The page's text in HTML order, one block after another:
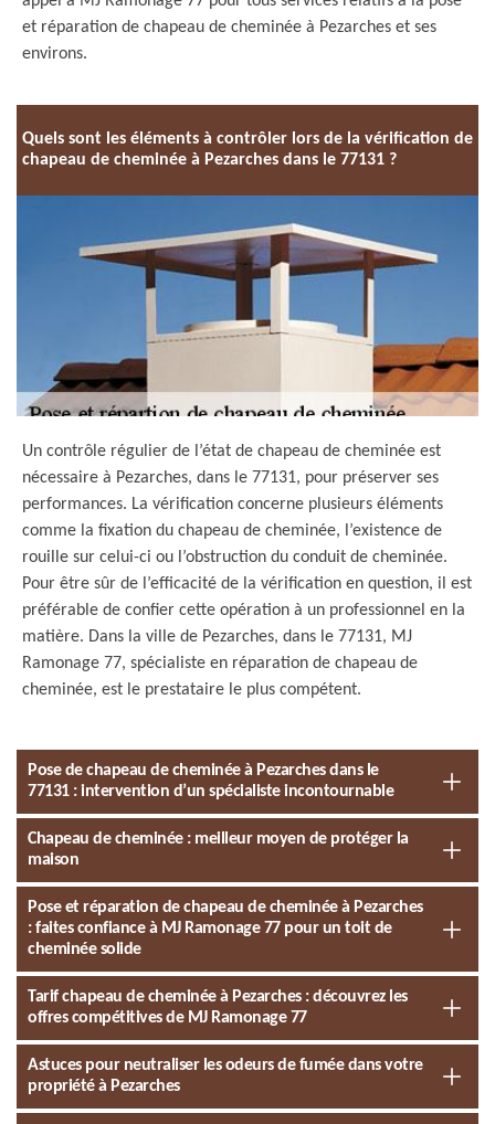
et réparation de chapeau de cheminée à Pezarches et ses
environs.
Quels sont les éléments à contrôler lors de la vérification de
chapeau de cheminée à Pezarches dans le 77131 ?
Un contrôle régulier de l’état de chapeau de cheminée est
nécessaire à Pezarches, dans le 77131, pour préserver ses
performances. La vérification concerne plusieurs éléments
comme la fixation du chapeau de cheminée, l’existence de
rouille sur celui-ci ou l’obstruction du conduit de cheminée.
Pour être sûr de l’efficacité de la vérification en question, il est
préférable de confier cette opération à un professionnel en la
matière. Dans la ville de Pezarches, dans le 77131, MJ
Ramonage 77, spécialiste en réparation de chapeau de
cheminée, est le prestataire le plus compétent.
Pose de chapeau de cheminée à Pezarches dans le
77131 : intervention d’un spécialiste incontournable
Chapeau de cheminée : meilleur moyen de protéger la
maison
Pose et réparation de chapeau de cheminée à Pezarches
: faites confiance à MJ Ramonage 77 pour un toit de
cheminée solide
Tarif chapeau de cheminée à Pezarches : découvrez les
offres compétitives de MJ Ramonage 77
Astuces pour neutraliser les odeurs de fumée dans votre
propriété à Pezarches